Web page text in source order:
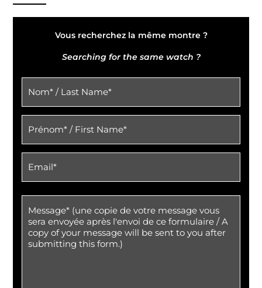
Vous recherchez la même montre ?
Searching for the same watch ?